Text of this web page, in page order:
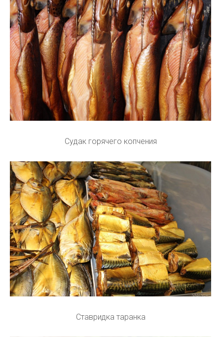
Судак горячего копчения
Ставридка таранка